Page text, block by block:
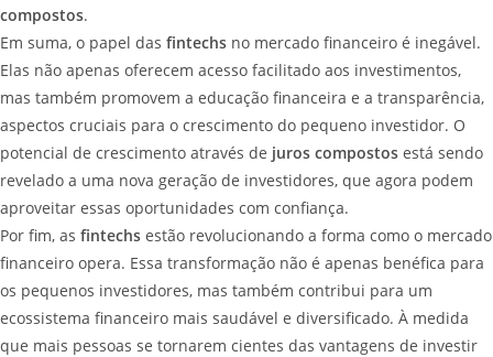
compostos.
Em suma, o papel das fintechs no mercado financeiro é inegável.
Elas não apenas oferecem acesso facilitado aos investimentos,
mas também promovem a educação financeira e a transparência,
aspectos cruciais para o crescimento do pequeno investidor. O
potencial de crescimento através de juros compostos está sendo
revelado a uma nova geração de investidores, que agora podem
aproveitar essas oportunidades com confiança.
Por fim, as fintechs estão revolucionando a forma como o mercado
financeiro opera. Essa transformação não é apenas benéfica para
os pequenos investidores, mas também contribui para um
ecossistema financeiro mais saudável e diversificado. À medida
que mais pessoas se tornarem cientes das vantagens de investir